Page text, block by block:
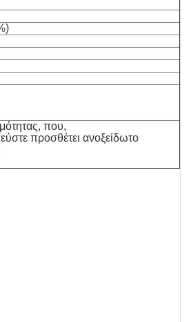
που,
προσθέτει ανοξείδωτο